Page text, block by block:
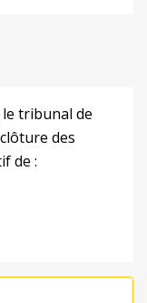
tribunal de
des
de :